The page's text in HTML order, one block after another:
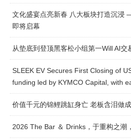
文化盛宴点亮新春 八大板块打造沉浸
即将启幕
从垫底到登顶黑客松小组第一Will AI交
SLEEK EV Secures First Closing of
funding led by KYMCO Capital, with
价值千元的锦鲤跳缸身亡 老板含泪做
2026 The Bar ＆ Drinks，于重构之潮